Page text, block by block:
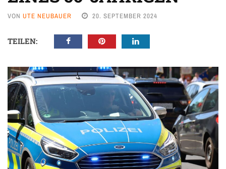
VON UTE NEUBAUER 20. SEPTEMBER 2024
TEILEN: